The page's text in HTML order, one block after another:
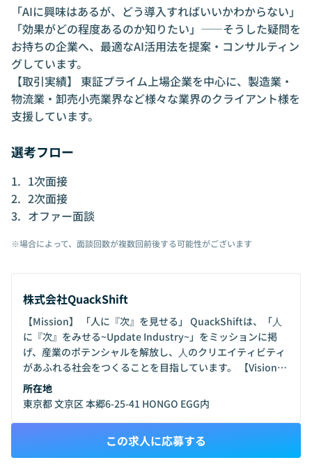
「AIに興味はあるが、どう導入すればいいかわからない」
「効果がどの程度あるのか知りたい」——そうした疑問を
お持ちの企業へ、最適なAI活用法を提案・コンサルティン
グしています。
【取引実績】 東証プライム上場企業を中心に、製造業・
物流業・卸売小売業界など様々な業界のクライアント様を
支援しています。
選考フロー
1次面接
2次面接
オファー面談
※場合によって、面談回数が複数回前後する可能性がございます
株式会社QuackShift
【Mission】 「人に『次』を見せる」 QuackShiftは、「⼈
に『次』をみせる~Update Industry~」をミッションに掲
げ、産業のポテンシャルを解放し、⼈のクリエイティビティ
があふれる社会をつくることを目指しています。 【Vision】
「『技術・人材・構造』の相互作用的なアップデートを実現
し、世界をリードする産業構造を創出する」 ・Structure -
産業構造 構造的な進化が、新技術を産業に昇華させる。 関
Talent - 人材 優れた人材が様々な業界から流入し、革新的な
テクノロジー活用を推進。 人材の専門性や経験が、業界文化
所在地
東京都 文京区 本郷6-25-41 HONGO EGG内
この求人に応募する